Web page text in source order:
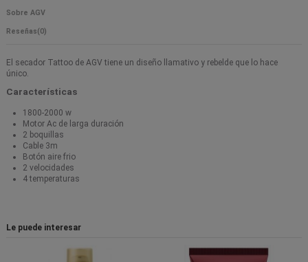
Sobre AGV
Reseñas(0)
El secador Tattoo de AGV tiene un diseño llamativo y rebelde que lo hace
único.
Características
1800-2000 w
Motor Ac de larga duración
2 boquillas
Cable 3m
Botón aire frio
2 velocidades
4 temperaturas
Le puede interesar